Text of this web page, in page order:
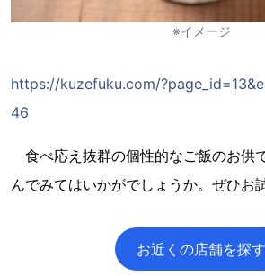
※イメージ
https://kuzefuku.com/
46
食べ応え抜群の個性的なご飯のお供
んでみてはいかがでしょうか。ぜひお
お近くの店舗を探す